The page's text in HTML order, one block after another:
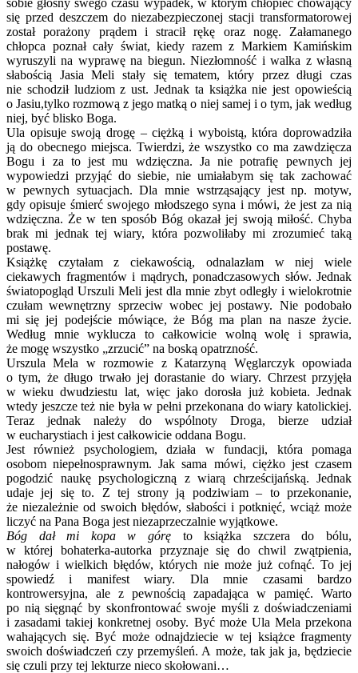
się przed deszczem do niezabezpieczonej stacji transformatorowej
został porażony prądem i stracił rękę oraz nogę. Załamanego
chłopca poznał cały świat, kiedy razem z Markiem Kamińskim
wyruszyli na wyprawę na biegun. Niezłomność i walka z własną
słabością Jasia Meli stały się tematem, który przez długi czas
nie schodził ludziom z ust. Jednak ta książka nie jest opowieścią
o Jasiu,tylko rozmową z jego matką o niej samej i o tym, jak według
niej, być blisko Boga.
Ula opisuje swoją drogę – ciężką i wyboistą, która doprowadziła
ją do obecnego miejsca. Twierdzi, że wszystko co ma zawdzięcza
Bogu i za to jest mu wdzięczna. Ja nie potrafię pewnych jej
wypowiedzi przyjąć do siebie, nie umiałabym się tak zachować
w pewnych sytuacjach. Dla mnie wstrząsający jest np. motyw,
gdy opisuje śmierć swojego młodszego syna i mówi, że jest za nią
wdzięczna. Że w ten sposób Bóg okazał jej swoją miłość. Chyba
brak mi jednak tej wiary, która pozwoliłaby mi zrozumieć taką
postawę.
Książkę czytałam z ciekawością, odnalazłam w niej wiele
ciekawych fragmentów i mądrych, ponadczasowych słów. Jednak
światopogląd Urszuli Meli jest dla mnie zbyt odległy i wielokrotnie
czułam wewnętrzny sprzeciw wobec jej postawy. Nie podobało
mi się jej podejście mówiące, że Bóg ma plan na nasze życie.
Według mnie wyklucza to całkowicie wolną wolę i sprawia,
że mogę wszystko „zrzucić” na boską opatrzność.
Urszula Mela w rozmowie z Katarzyną Węglarczyk opowiada
o tym, że długo trwało jej dorastanie do wiary. Chrzest przyjęła
w wieku dwudziestu lat, więc jako dorosła już kobieta. Jednak
wtedy jeszcze też nie była w pełni przekonana do wiary katolickiej.
Teraz jednak należy do wspólnoty Droga, bierze udział
w eucharystiach i jest całkowicie oddana Bogu.
Jest również psychologiem, działa w fundacji, która pomaga
osobom niepełnosprawnym. Jak sama mówi, ciężko jest czasem
pogodzić naukę psychologiczną z wiarą chrześcijańską. Jednak
udaje jej się to. Z tej strony ją podziwiam – to przekonanie,
że niezależnie od swoich błędów, słabości i potknięć, wciąż może
liczyć na Pana Boga jest niezaprzeczalnie wyjątkowe.
Bóg dał mi kopa w górę to książka szczera do bólu,
w której bohaterka-autorka przyznaje się do chwil zwątpienia,
nałogów i wielkich błędów, których nie może już cofnąć. To jej
spowiedź i manifest wiary. Dla mnie czasami bardzo
kontrowersyjna, ale z pewnością zapadająca w pamięć. Warto
po nią sięgnąć by skonfrontować swoje myśli z doświadczeniami
i zasadami takiej konkretnej osoby. Być może Ula Mela przekona
wahających się. Być może odnajdziecie w tej książce fragmenty
swoich doświadczeń czy przemyśleń. A może, tak jak ja, będziecie
się czuli przy tej lekturze nieco skołowani…